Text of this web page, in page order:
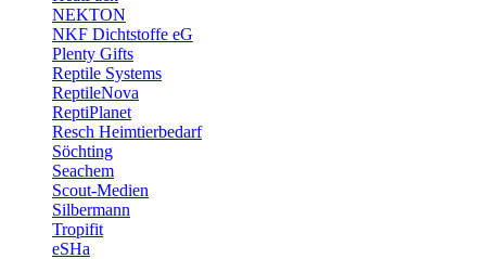
NEKTON
NKF Dichtstoffe eG
Plenty Gifts
Reptile Systems
ReptileNova
ReptiPlanet
Resch Heimtierbedarf
Söchting
Seachem
Scout-Medien
Silbermann
Tropifit
eSHa